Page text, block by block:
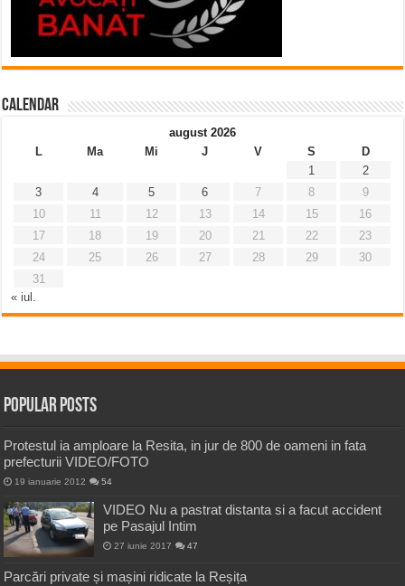
Calendar
august 2026
L
Ma Mi J V S
D
1
2
3
4 5 6 7 8
9
10
11 12 13 14 15
16
17
18 19 20 21 22
23
24
25 26 27 28 29
30
31
« iul.
Popular Posts
Protestul ia amploare la Resita, in jur de 800 de oameni in fata
prefecturii VIDEO/FOTO
19 ianuarie 2012 54
VIDEO Nu a pastrat distanta si a facut accident
pe Pasajul Intim
27 iunie 2017 47
Parcări private și mașini ridicate la Reșița